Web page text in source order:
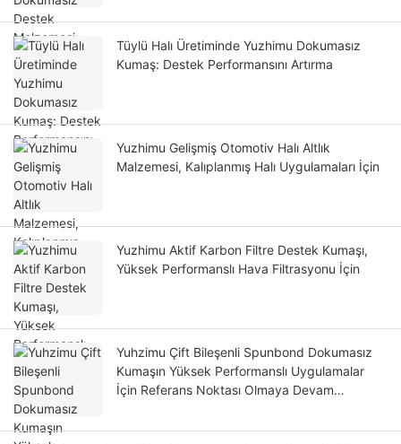
Tüylü Halı Üretiminde Yuzhimu Dokumasız
Kumaş: Destek Performansını Artırma
Yuzhimu Gelişmiş Otomotiv Halı Altlık
Malzemesi, Kalıplanmış Halı Uygulamaları İçin
Yuzhimu Aktif Karbon Filtre Destek Kumaşı,
Yüksek Performanslı Hava Filtrasyonu İçin
Yuhzimu Çift Bileşenli Spunbond Dokumasız
Kumaşın Yüksek Performanslı Uygulamalar
İçin Referans Noktası Olmaya Devam